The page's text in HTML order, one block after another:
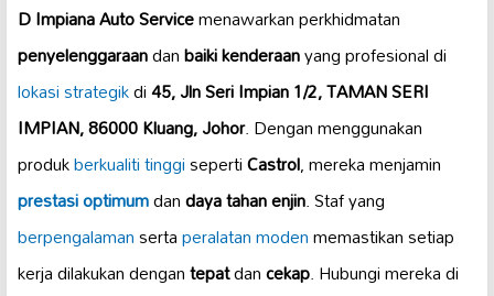
D Impiana Auto Servicemenawarkan perkhidmatan
penyelenggaraandanbaiki kenderaanyang profesional di
lokasi strategikdi45, Jln Seri Impian 1/2, TAMAN SERI
IMPIAN, 86000 Kluang, Johor. Dengan menggunakan
produkberkualiti tinggisepertiCastrol, mereka menjamin
prestasi optimumdandaya tahan enjin. Staf yang
berpengalamansertaperalatan modenmemastikan setiap
kerja dilakukan dengantepatdancekap. Hubungi mereka di